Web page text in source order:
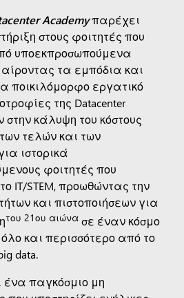
Academyπαρέχει
στους φοιτητές που
υποεκπροσωπούμενα
τα εμπόδια και
ποικιλόμορφο εργατικό
της Datacenter
στην κάλυψη του κόστους
τελών και των
ιστορικά
φοιτητές που
IT/STEM, προωθώντας την
και πιστοποιήσεων για
του 21ου αιώνασε έναν κόσμο
και περισσότερο από το
data.
ένα παγκόσμιο μη